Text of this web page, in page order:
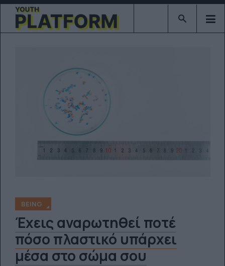
Type 2 or
BEING
Έχεις αναρωτηθεί ποτέ
πόσο πλαστικό υπάρχει
μέσα στο σώμα σου